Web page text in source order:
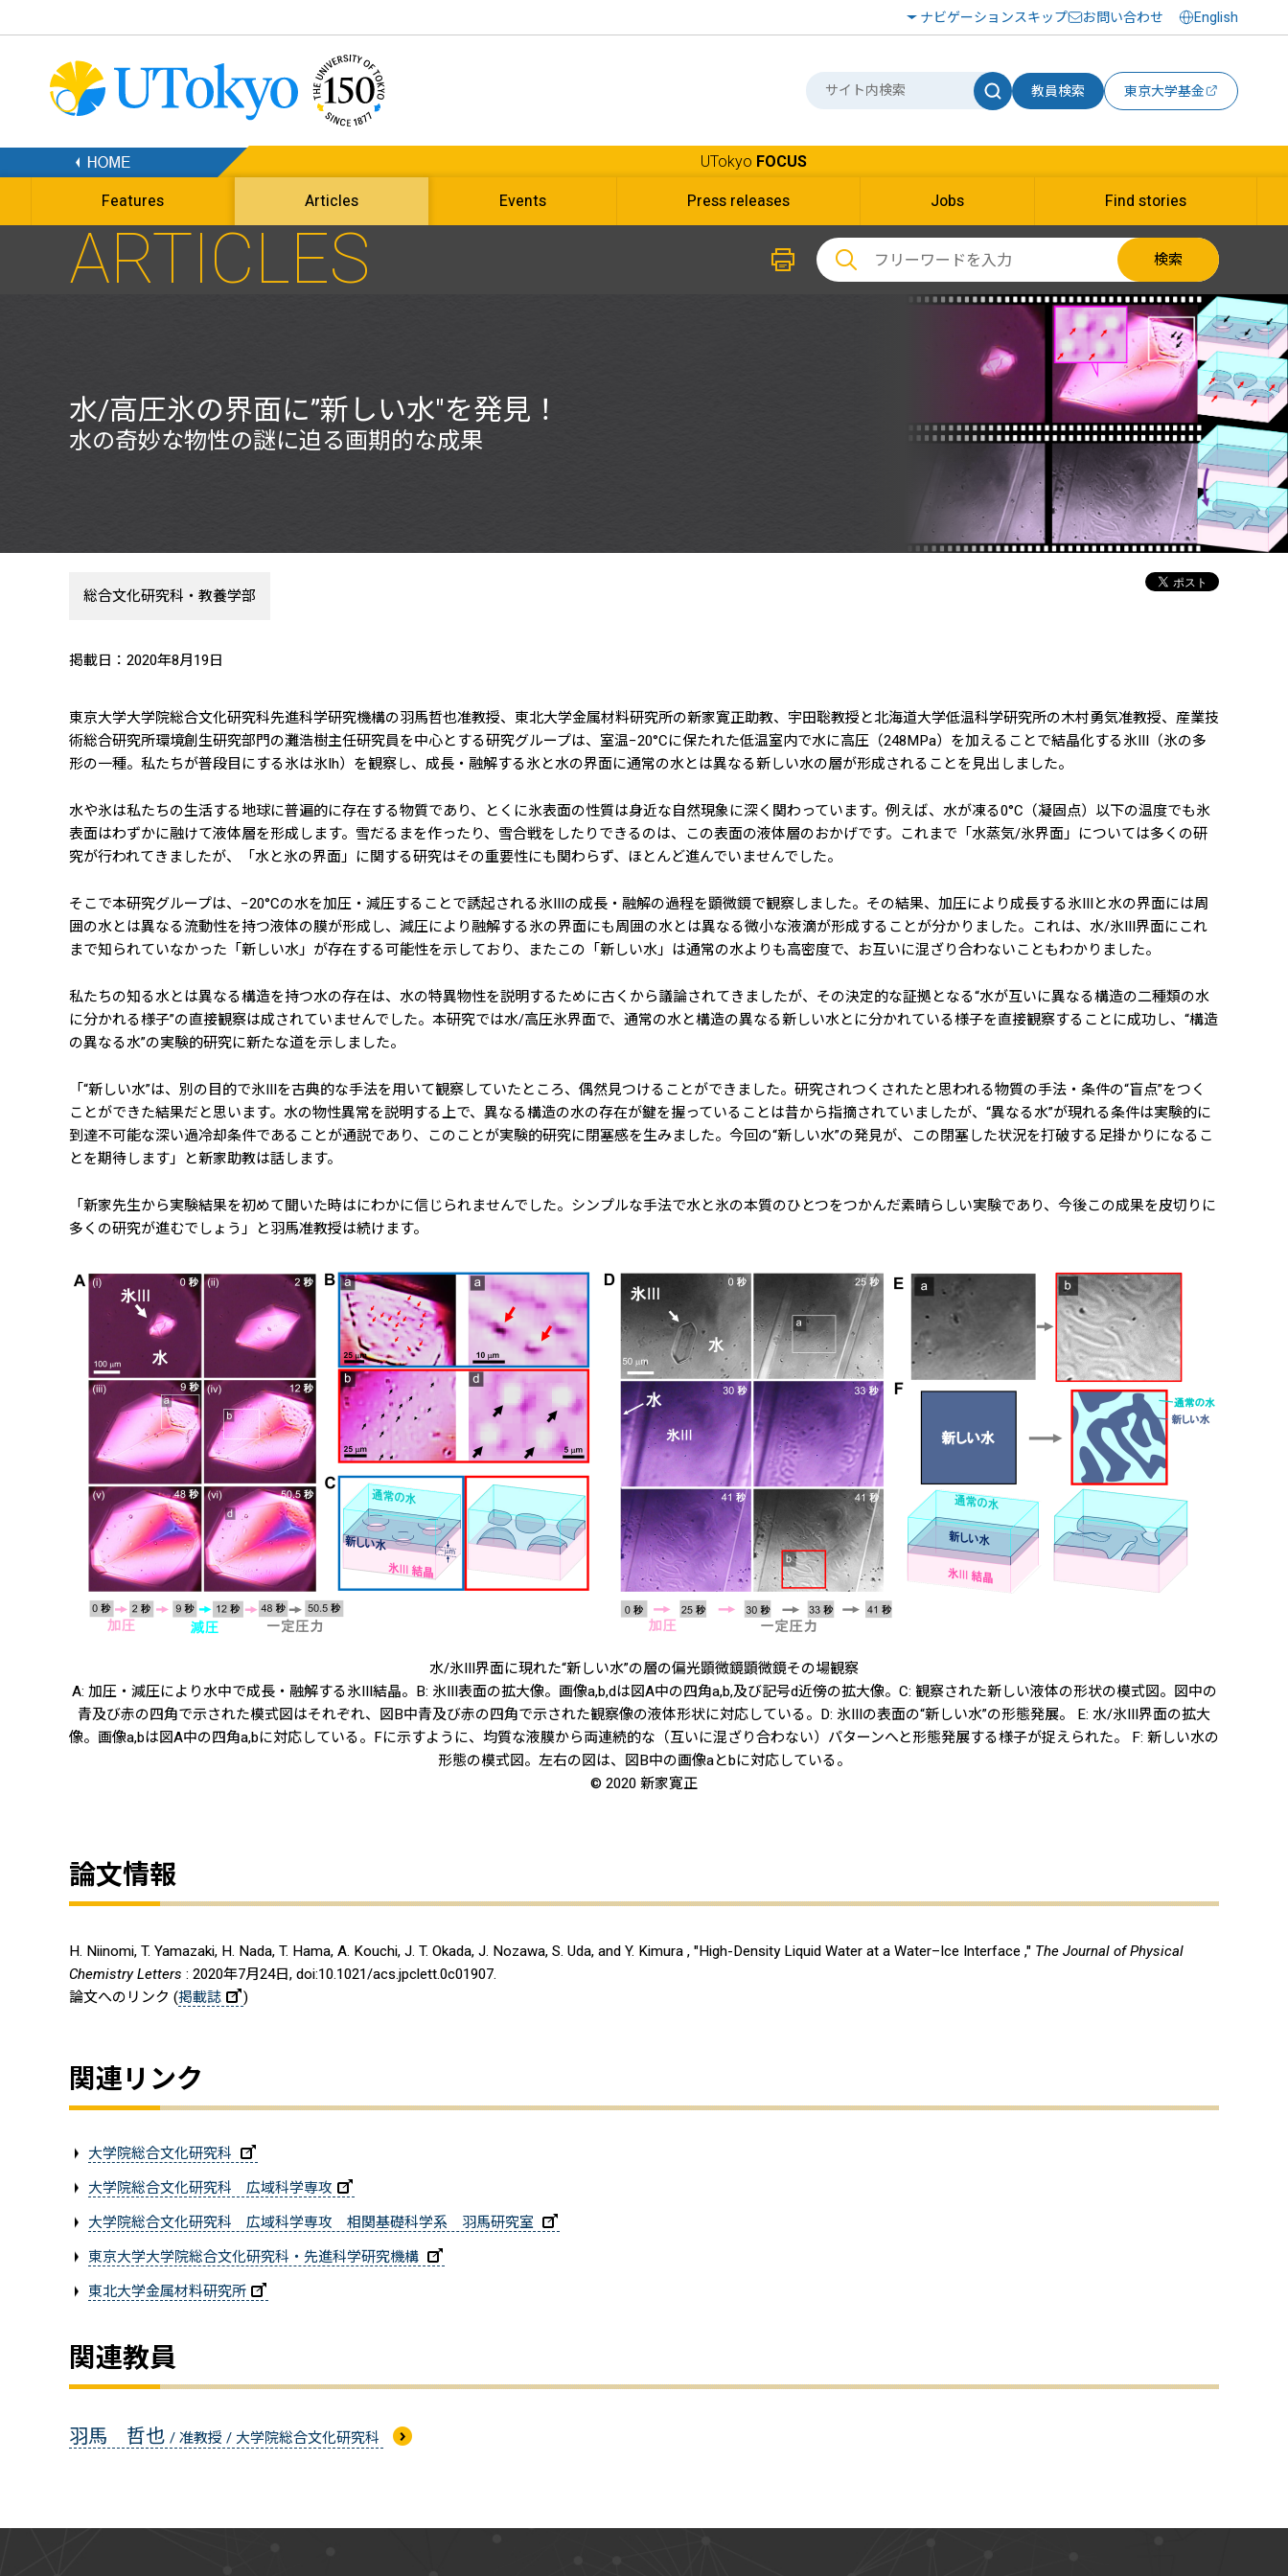
ナビゲーションスキップ お問い合わせ English
教員検索 東京大学基金
UTokyo FOCUS
Features Articles Events Press releases Jobs Find stories
ARTICLES 検索
水/高圧氷の界面に”新しい水″を発見！
水の奇妙な物性の謎に迫る画期的な成果
総合文化研究科・教養学部
掲載日：2020年8月19日
東京大学大学院総合文化研究科先進科学研究機構の羽馬哲也准教授、東北大学金属材料研究所の新家寛正助教、宇田聡教授と北海道大学低温科学研究所の木村勇気准教授、産業技
術総合研究所環境創生研究部門の灘浩樹主任研究員を中心とする研究グループは、室温−20°Cに保たれた低温室内で水に高圧（248MPa）を加えることで結晶化する氷III（氷の多
形の一種。私たちが普段目にする氷は氷Ih）を観察し、成長・融解する氷と水の界面に通常の水とは異なる新しい水の層が形成されることを見出しました。
水や氷は私たちの生活する地球に普遍的に存在する物質であり、とくに氷表面の性質は身近な自然現象に深く関わっています。例えば、水が凍る0°C（凝固点）以下の温度でも氷
表面はわずかに融けて液体層を形成します。雪だるまを作ったり、雪合戦をしたりできるのは、この表面の液体層のおかげです。これまで「水蒸気/氷界面」については多くの研
究が行われてきましたが、「水と氷の界面」に関する研究はその重要性にも関わらず、ほとんど進んでいませんでした。
そこで本研究グループは、−20°Cの水を加圧・減圧することで誘起される氷IIIの成長・融解の過程を顕微鏡で観察しました。その結果、加圧により成長する氷IIIと水の界面には周
囲の水とは異なる流動性を持つ液体の膜が形成し、減圧により融解する氷の界面にも周囲の水とは異なる微小な液滴が形成することが分かりました。これは、水/氷III界面にこれ
まで知られていなかった「新しい水」が存在する可能性を示しており、またこの「新しい水」は通常の水よりも高密度で、お互いに混ざり合わないこともわかりました。
私たちの知る水とは異なる構造を持つ水の存在は、水の特異物性を説明するために古くから議論されてきましたが、その決定的な証拠となる“水が互いに異なる構造の二種類の水
に分かれる様子”の直接観察は成されていませんでした。本研究では水/高圧氷界面で、通常の水と構造の異なる新しい水とに分かれている様子を直接観察することに成功し、“構造
の異なる水”の実験的研究に新たな道を示しました。
「“新しい水”は、別の目的で氷IIIを古典的な手法を用いて観察していたところ、偶然見つけることができました。研究されつくされたと思われる物質の手法・条件の“盲点”をつく
ことができた結果だと思います。水の物性異常を説明する上で、異なる構造の水の存在が鍵を握っていることは昔から指摘されていましたが、“異なる水”が現れる条件は実験的に
到達不可能な深い過冷却条件であることが通説であり、このことが実験的研究に閉塞感を生みました。今回の“新しい水”の発見が、この閉塞した状況を打破する足掛かりになるこ
とを期待します」と新家助教は話します。
「新家先生から実験結果を初めて聞いた時はにわかに信じられませんでした。シンプルな手法で水と氷の本質のひとつをつかんだ素晴らしい実験であり、今後この成果を皮切りに
多くの研究が進むでしょう」と羽馬准教授は続けます。
水/氷III界面に現れた“新しい水”の層の偏光顕微鏡顕微鏡その場観察
A: 加圧・減圧により水中で成長・融解する氷III結晶。B: 氷III表面の拡大像。画像a,b,dは図A中の四角a,b,及び記号d近傍の拡大像。C: 観察された新しい液体の形状の模式図。図中の
青及び赤の四角で示された模式図はそれぞれ、図B中青及び赤の四角で示された観察像の液体形状に対応している。D: 氷IIIの表面の“新しい水”の形態発展。 E: 水/氷III界面の拡大
像。画像a,bは図A中の四角a,bに対応している。Fに示すように、均質な液膜から両連続的な（互いに混ざり合わない）パターンへと形態発展する様子が捉えられた。 F: 新しい水の
形態の模式図。左右の図は、図B中の画像aとbに対応している。
© 2020 新家寛正
論文情報
H. Niinomi, T. Yamazaki, H. Nada, T. Hama, A. Kouchi, J. T. Okada, J. Nozawa, S. Uda, and Y. Kimura , "High-Density Liquid Water at a Water–Ice Interface ," The Journal of Physical
Chemistry Letters : 2020年7月24日, doi:10.1021/acs.jpclett.0c01907.
論文へのリンク (掲載誌 )
関連リンク
大学院総合文化研究科
大学院総合文化研究科 広域科学専攻
大学院総合文化研究科 広域科学専攻 相関基礎科学系 羽馬研究室
東京大学大学院総合文化研究科・先進科学研究機構
東北大学金属材料研究所
関連教員
羽馬 哲也 / 准教授 / 大学院総合文化研究科